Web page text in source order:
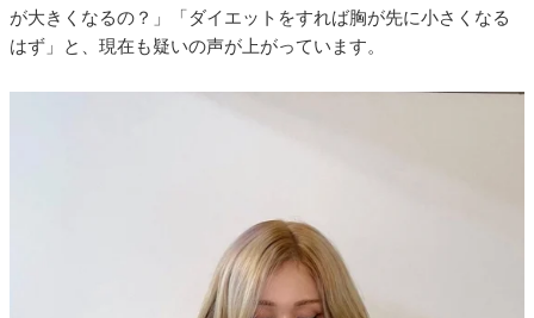
が大きくなるの？」「ダイエットをすれば胸が先に小さくなる
はず」と、現在も疑いの声が上がっています。